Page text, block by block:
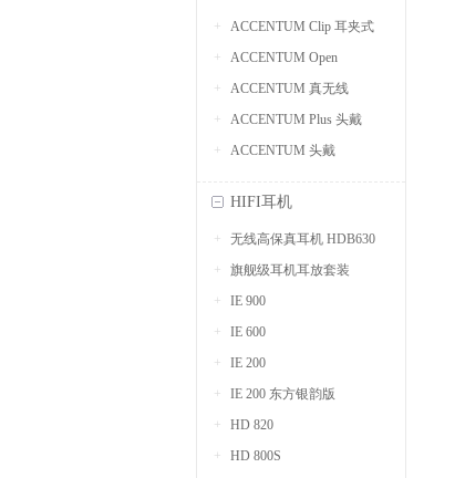
ACCENTUM Clip 耳夹式
ACCENTUM Open
ACCENTUM 真无线
ACCENTUM Plus 头戴
ACCENTUM 头戴
HIFI耳机
无线高保真耳机 HDB630
旗舰级耳机耳放套装
IE 900
IE 600
IE 200
IE 200 东方银韵版
HD 820
HD 800S